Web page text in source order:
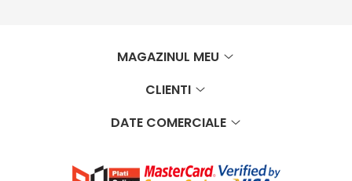
MAGAZINUL MEU
CLIENTI
DATE COMERCIALE